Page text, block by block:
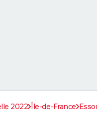
2022 Île-de-France